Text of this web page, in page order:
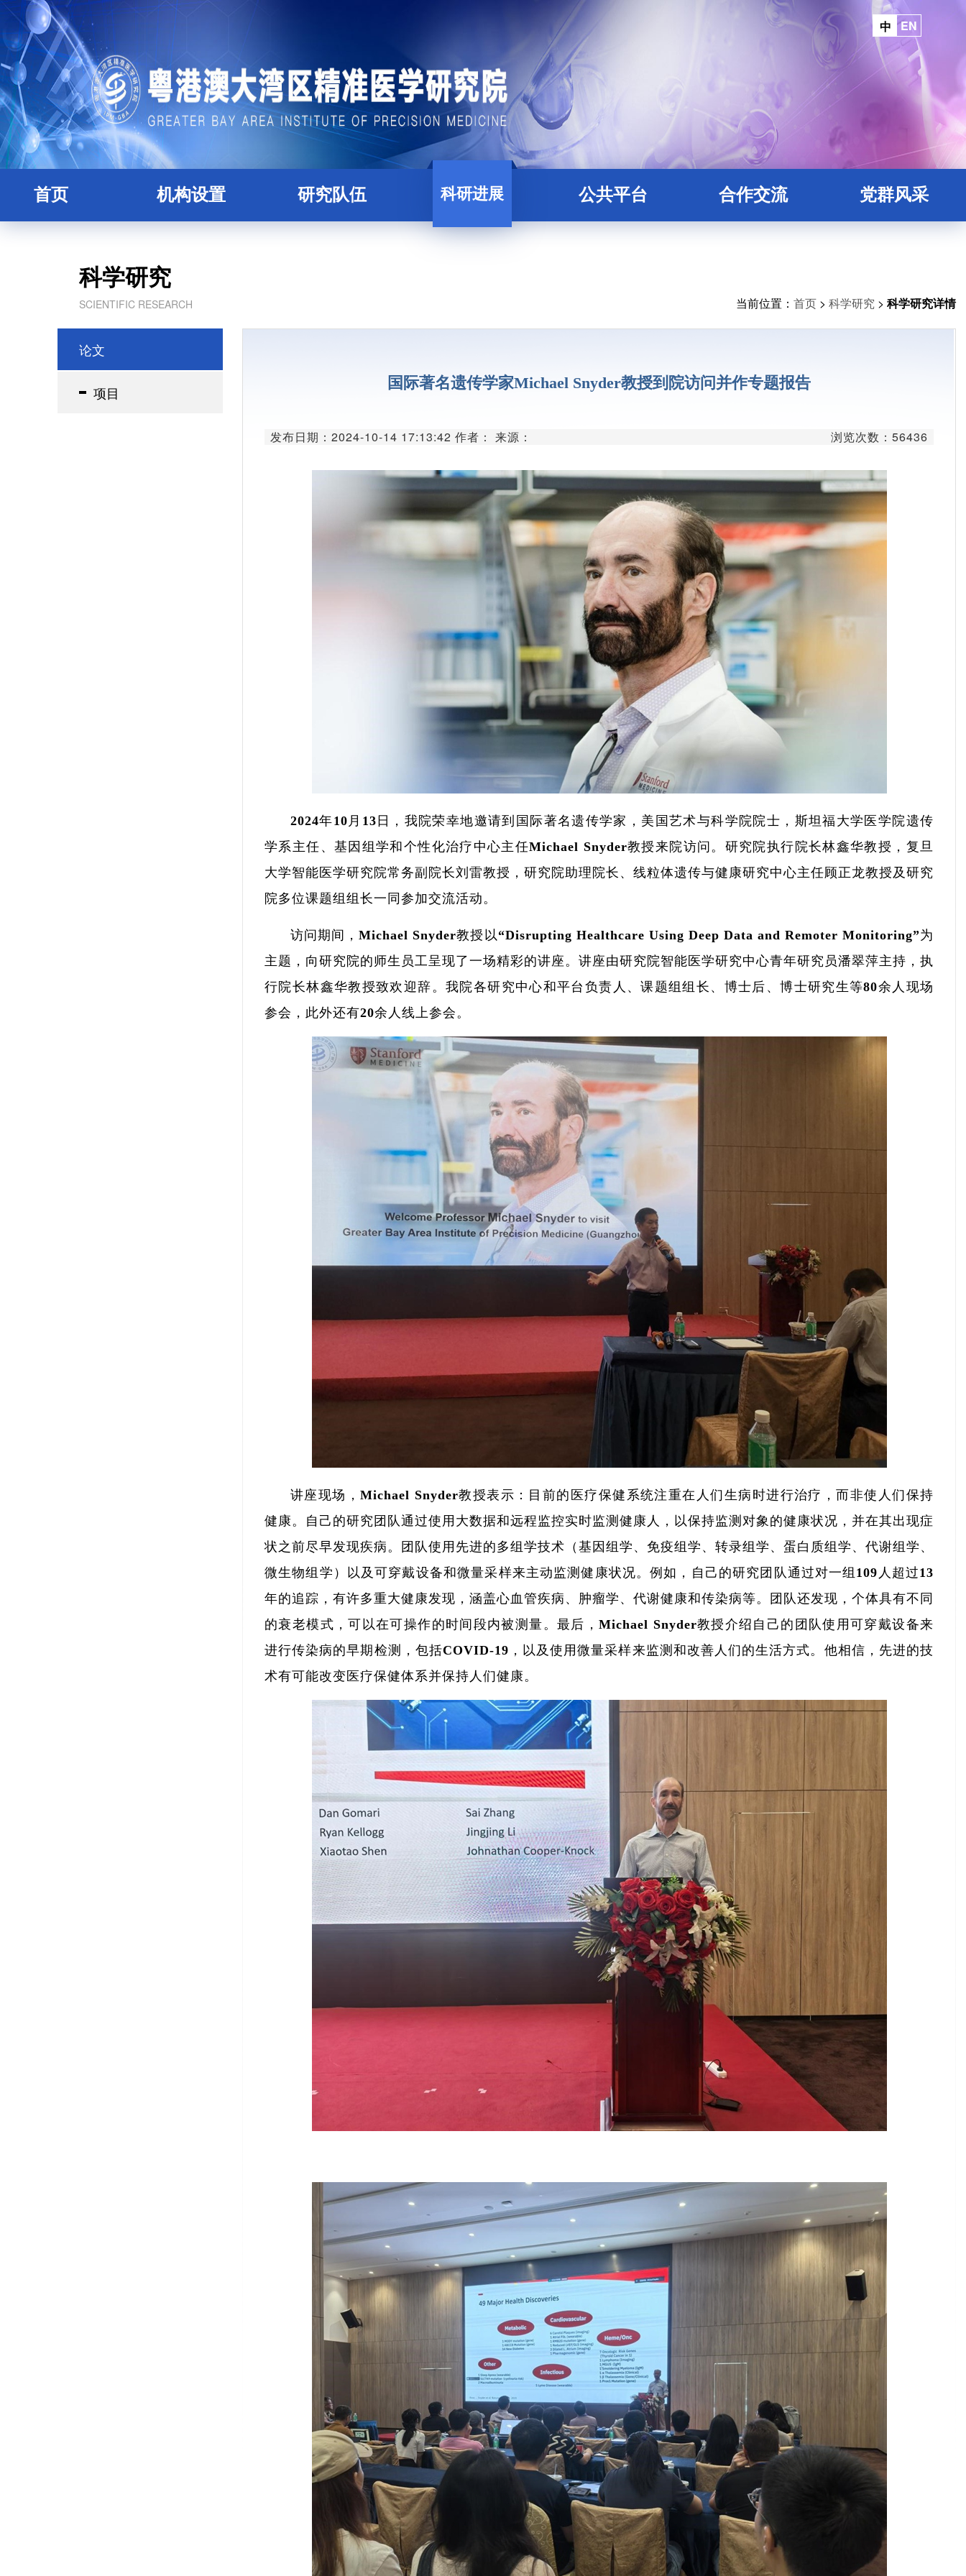
中 EN
首页 机构设置
学术委员会
领导简介
研究队伍 科研进展
论文
公共平台
代谢组学平台
分子与细胞影像平台
创新药物临床前研发平台
微生物组学平台
生物样本库
实验动物中心
合作交流 党群风采
科学研究
SCIENTIFIC RESEARCH 当前位置： 首页 > 科学研究 > 科学研究详情
论文
项目 国际著名遗传学家Michael Snyder教授到院访问并作专题报告
发布日期：2024-10-14 17:13:42 作者： 来源： 浏览次数：56436
2024年10月13日，我院荣幸地邀请到国际著名遗传学家，美国艺术与科学院院士，斯坦福大学医学院遗传
学系主任、基因组学和个性化治疗中心主任Michael Snyder教授来院访问。研究院执行院长林鑫华教授，复旦
大学智能医学研究院常务副院长刘雷教授，研究院助理院长、线粒体遗传与健康研究中心主任顾正龙教授及研究
院多位课题组组长一同参加交流活动。
访问期间，Michael Snyder教授以“Disrupting Healthcare Using Deep Data and Remoter Monitoring”为
主题，向研究院的师生员工呈现了一场精彩的讲座。讲座由研究院智能医学研究中心青年研究员潘翠萍主持，执
行院长林鑫华教授致欢迎辞。我院各研究中心和平台负责人、课题组组长、博士后、博士研究生等80余人现场
参会，此外还有20余人线上参会。
讲座现场，Michael Snyder教授表示：目前的医疗保健系统注重在人们生病时进行治疗，而非使人们保持
健康。自己的研究团队通过使用大数据和远程监控实时监测健康人，以保持监测对象的健康状况，并在其出现症
状之前尽早发现疾病。团队使用先进的多组学技术（基因组学、免疫组学、转录组学、蛋白质组学、代谢组学、
微生物组学）以及可穿戴设备和微量采样来主动监测健康状况。例如，自己的研究团队通过对一组109人超过13
年的追踪，有许多重大健康发现，涵盖心血管疾病、肿瘤学、代谢健康和传染病等。团队还发现，个体具有不同
的衰老模式，可以在可操作的时间段内被测量。最后，Michael Snyder教授介绍自己的团队使用可穿戴设备来
进行传染病的早期检测，包括COVID-19，以及使用微量采样来监测和改善人们的生活方式。他相信，先进的技
术有可能改变医疗保健体系并保持人们健康。